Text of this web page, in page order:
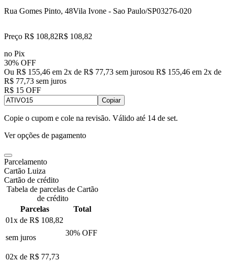
Rua Gomes Pinto, 48Vila Ivone - Sao Paulo/SP03276-020
Preço R$ 108,82R$ 108,82
no Pix
30% OFF
Ou R$ 155,46 em 2x de R$ 77,73 sem jurosou R$ 155,46 em 2x de
R$ 77,73 sem juros
R$ 15 OFF
Copiar
Copie o cupom e cole na revisão. Válido até 14 de set.
Ver opções de pagamento
Parcelamento
Cartão Luiza
Cartão de crédito
Tabela de parcelas de Cartão
de crédito
Parcelas
Total
01x de R$ 108,82
sem juros
30% OFF
02x de R$ 77,73